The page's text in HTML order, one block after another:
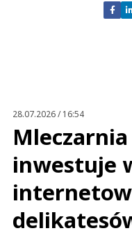
Nie
Zostaw
28.07.2026 / 16:54
inwestuje